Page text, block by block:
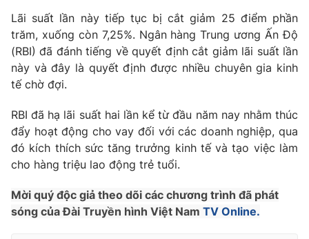
Thế giới đó đây
Câu chuyện quốc tế
Kinh tế
Tài chính
Thị trường
Dữ liệu và đời sống
Phim VTV
Hậu trường
Khán giả
Giải trí
Điện ảnh
Âm nhạc
Du lịch
Giáo dục
Lãi suất lần này tiếp tục bị cắt giảm 25 điểm phần
trăm, xuống còn 7,25%. Ngân hàng Trung ương Ấn Độ
(RBI) đã đánh tiếng về quyết định cắt giảm lãi suất lần
này và đây là quyết định được nhiều chuyên gia kinh
tế chờ đợi.
RBI đã hạ lãi suất hai lần kể từ đầu năm nay nhằm thúc
đẩy hoạt động cho vay đối với các doanh nghiệp, qua
đó kích thích sức tăng trưởng kinh tế và tạo việc làm
cho hàng triệu lao động trẻ tuổi.
Mời quý độc giả theo dõi các chương trình đã phát
sóng của Đài Truyền hình Việt Nam TV Online.